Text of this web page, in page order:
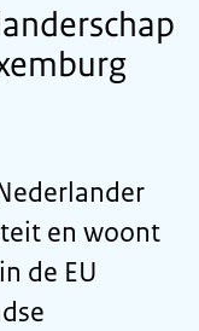
en woont
de EU